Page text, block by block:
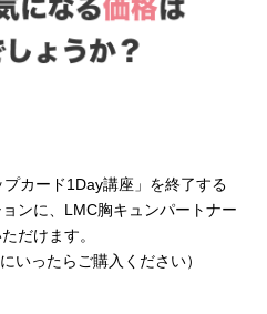
プカード1Day講座」を終了する
ンに、LMC胸キュンパートナー
だけます。
いったらご購入ください）